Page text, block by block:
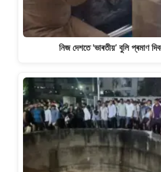
নিজ দেশতে 'ভাৰতীয়’ বুলি প্ৰমাণ